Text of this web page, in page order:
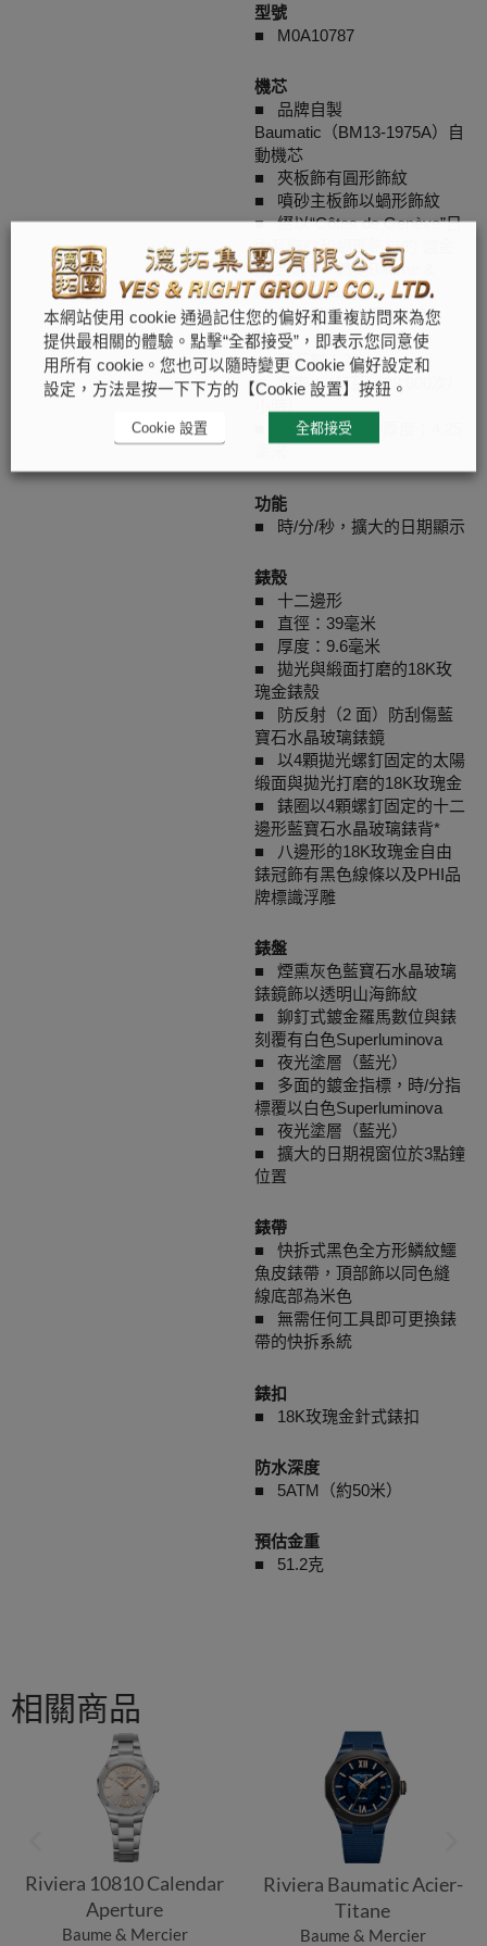
型號
■ M0A10787
機芯
■ 品牌自製
Baumatic（BM13-1975A）自
動機芯
■ 夾板飾有圓形飾紋
■ 噴砂主板飾以蝸形飾紋
■ 綴以“Côtes de Genève”日
內瓦飾紋和蝸形飾紋的 鍍金
鏤空擺陀，鐫刻Baume &
Mercier品牌名
■ 動力儲存：5天（120小
時）
■ 寶石數：21
■ 頻率：4赫茲（28,800次/
■ 尺寸：12 1/2”’/厚度：4.25
功能
■ 時/分/秒，擴大的日期顯示
錶殼
■ 十二邊形
■ 直徑：39毫米
■ 厚度：9.6毫米
■ 拋光與緞面打磨的18K玫
瑰金錶殼
■ 防反射（2 面）防刮傷藍
寶石水晶玻璃錶鏡
■ 以4顆拋光螺釘固定的太陽
缎面與拋光打磨的18K玫瑰金
■ 錶圈以4顆螺釘固定的十二
邊形藍寶石水晶玻璃錶背*
■ 八邊形的18K玫瑰金自由
錶冠飾有黑色線條以及PHI品
牌標識浮雕
錶盤
■ 煙熏灰色藍寶石水晶玻璃
錶鏡飾以透明山海飾紋
■ 鉚釘式鍍金羅馬數位與錶
刻覆有白色Superluminova
■ 夜光塗層（藍光）
■ 多面的鍍金指標，時/分指
標覆以白色Superluminova
■ 夜光塗層（藍光）
■ 擴大的日期視窗位於3點鐘
位置
錶帶
■ 快拆式黑色全方形鱗紋鱷
魚皮錶帶，頂部飾以同色縫
線底部為米色
■ 無需任何工具即可更換錶
帶的快拆系統
錶扣
■ 18K玫瑰金針式錶扣
防水深度
■ 5ATM（約50米）
預估金重
■ 51.2克
相關商品
Riviera 10810 Calendar
Aperture
Baume & Mercier
Riviera Baumatic Acier-
Titane
Baume & Mercier
本網站使用 cookie 通過記住您的偏好和重複訪問來為您
提供最相關的體驗。點擊“全都接受”，即表示您同意使
用所有 cookie。您也可以隨時變更 Cookie 偏好設定和
設定，方法是按一下下方的【Cookie 設置】按鈕。
Cookie 設置 全都接受